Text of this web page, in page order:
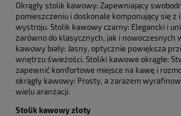
Okrągły stolik kawowy: Zapewniający
pomieszczeniu i doskonale komponujący się z
wystroju. Stolik kawowy czarny: Elegancki i
zarówno do klasycznych, jak i nowoczesnych
kawowy biały: Jasny, optycznie powiększa
wnętrzu świeżości. Stoliki kawowe okrągłe:
zapewnić komfortowe miejsce na kawę i
okrągły kawowy: Prosty, a zarazem
wielu aranżacji.
Stolik kawowy złoty